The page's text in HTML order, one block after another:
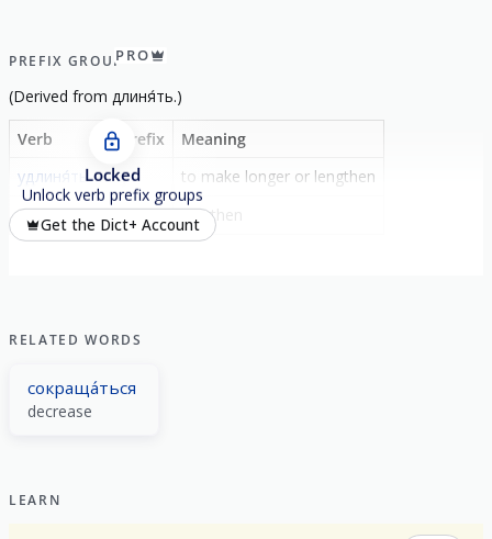
PREFIX GROUPPRO
(Derived from длиня́ть.)
Verb Prefix
Meaning
удлиня́ть
у-
to make longer or lengthen
удлиня́ться
- lengthen
Locked
Unlock verb prefix groups
Get the Dict+ Account
RELATED WORDS
сокраща́ться
decrease
LEARN